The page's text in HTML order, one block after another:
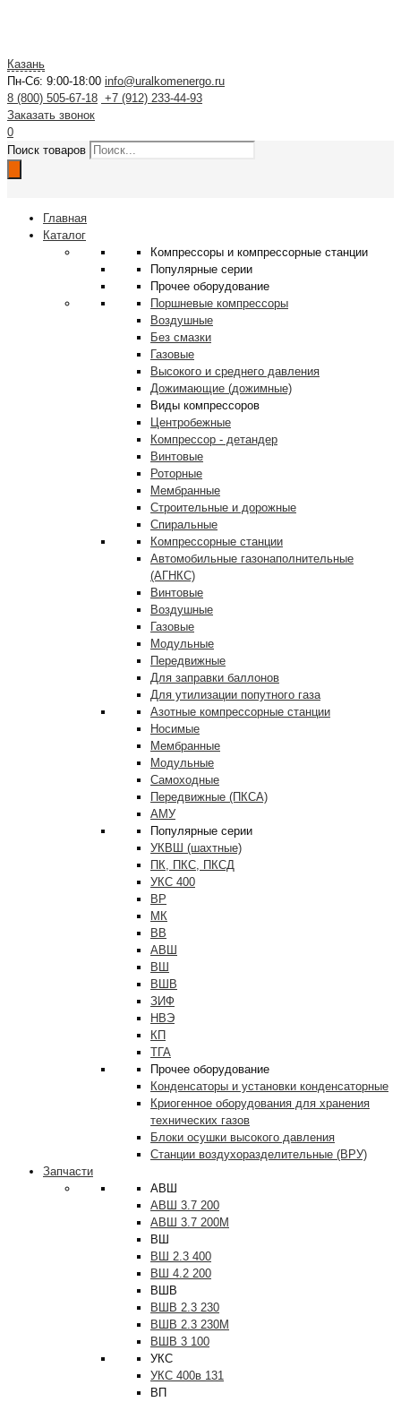
Казань
Пн-Сб: 9:00-18:00 info@uralkomenergo.ru
8 (800) 505-67-18 +7 (912) 233-44-93
Заказать звонок
0
Поиск товаров
Главная
Каталог
Компрессоры и компрессорные станции
Популярные серии
Прочее оборудование
Поршневые компрессоры
Воздушные
Без смазки
Газовые
Высокого и среднего давления
Дожимающие (дожимные)
Виды компрессоров
Центробежные
Компрессор - детандер
Винтовые
Роторные
Мембранные
Строительные и дорожные
Спиральные
Компрессорные станции
Автомобильные газонаполнительные
(АГНКС)
Винтовые
Воздушные
Газовые
Модульные
Передвижные
Для заправки баллонов
Для утилизации попутного газа
Азотные компрессорные станции
Носимые
Мембранные
Модульные
Самоходные
Передвижные (ПКСА)
АМУ
Популярные серии
УКВШ (шахтные)
ПК, ПКС, ПКСД
УКС 400
ВР
МК
ВВ
АВШ
ВШ
ВШВ
ЗИФ
НВЭ
КП
ТГА
Прочее оборудование
Конденсаторы и установки конденсаторные
Криогенное оборудования для хранения
технических газов
Блоки осушки высокого давления
Станции воздухоразделительные (ВРУ)
Запчасти
АВШ
АВШ 3.7 200
АВШ 3.7 200М
ВШ
ВШ 2.3 400
ВШ 4.2 200
ВШВ
ВШВ 2.3 230
ВШВ 2.3 230М
ВШВ 3 100
УКС
УКС 400в 131
ВП